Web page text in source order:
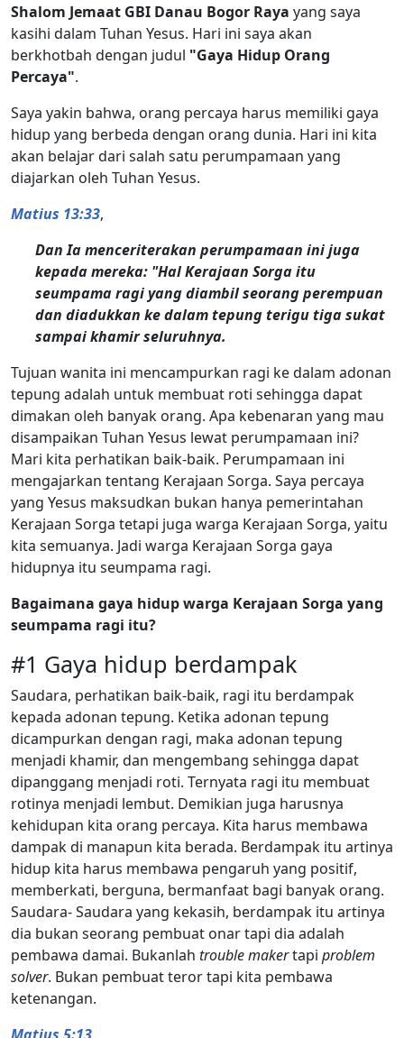
Shalom Jemaat GBI Danau Bogor Raya yang saya
kasihi dalam Tuhan Yesus. Hari ini saya akan
berkhotbah dengan judul "Gaya Hidup Orang
Percaya".
Saya yakin bahwa, orang percaya harus memiliki gaya
hidup yang berbeda dengan orang dunia. Hari ini kita
akan belajar dari salah satu perumpamaan yang
diajarkan oleh Tuhan Yesus.
Matius 13:33,
Dan Ia menceriterakan perumpamaan ini juga
kepada mereka: "Hal Kerajaan Sorga itu
seumpama ragi yang diambil seorang perempuan
dan diadukkan ke dalam tepung terigu tiga sukat
sampai khamir seluruhnya.
Tujuan wanita ini mencampurkan ragi ke dalam adonan
tepung adalah untuk membuat roti sehingga dapat
dimakan oleh banyak orang. Apa kebenaran yang mau
disampaikan Tuhan Yesus lewat perumpamaan ini?
Mari kita perhatikan baik-baik. Perumpamaan ini
mengajarkan tentang Kerajaan Sorga. Saya percaya
yang Yesus maksudkan bukan hanya pemerintahan
Kerajaan Sorga tetapi juga warga Kerajaan Sorga, yaitu
kita semuanya. Jadi warga Kerajaan Sorga gaya
hidupnya itu seumpama ragi.
Bagaimana gaya hidup warga Kerajaan Sorga yang
seumpama ragi itu?
#1 Gaya hidup berdampak
Saudara, perhatikan baik-baik, ragi itu berdampak
kepada adonan tepung. Ketika adonan tepung
dicampurkan dengan ragi, maka adonan tepung
menjadi khamir, dan mengembang sehingga dapat
dipanggang menjadi roti. Ternyata ragi itu membuat
rotinya menjadi lembut. Demikian juga harusnya
kehidupan kita orang percaya. Kita harus membawa
dampak di manapun kita berada. Berdampak itu artinya
hidup kita harus membawa pengaruh yang positif,
memberkati, berguna, bermanfaat bagi banyak orang.
Saudara- Saudara yang kekasih, berdampak itu artinya
dia bukan seorang pembuat onar tapi dia adalah
pembawa damai. Bukanlah trouble makertapi problem
solver. Bukan pembuat teror tapi kita pembawa
ketenangan.